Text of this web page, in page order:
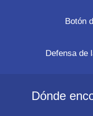
Botón
Defensa de
Dónde